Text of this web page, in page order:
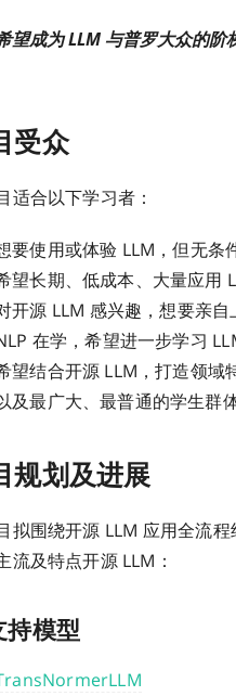
望成为 LLM 与普罗大众的
受众
适合以下学习者：
要使用或体验 LLM，但无条
望长期、低成本、大量应用
开源 LLM 感兴趣，想要亲自
在学，希望进一步学习
望结合开源 LLM，打造领域
及最广大、最普通的学生群体
规划及进展
拟围绕开源 LLM 应用全流
流及特点开源 LLM：
持模型